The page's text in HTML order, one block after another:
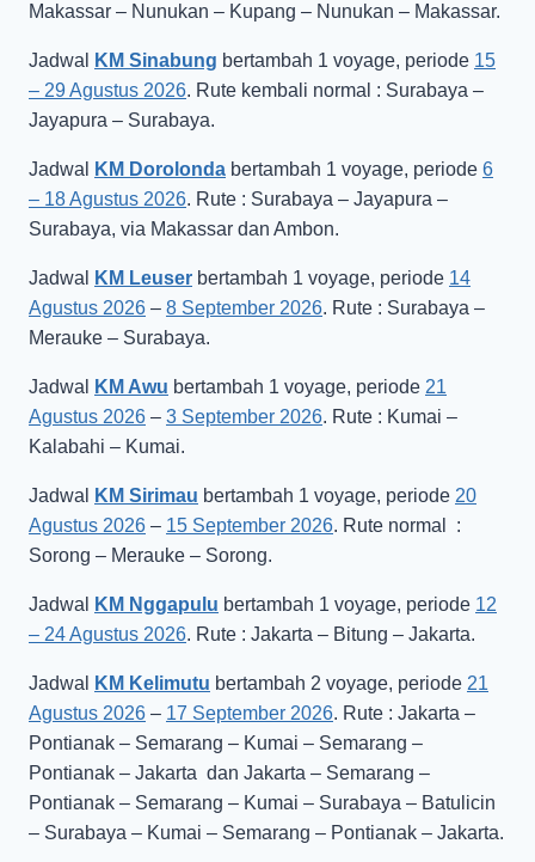
Makassar – Nunukan – Kupang – Nunukan – Makassar.
Jadwal KM Sinabung bertambah 1 voyage, periode 15
– 29 Agustus 2026. Rute kembali normal : Surabaya –
Jayapura – Surabaya.
Jadwal KM Dorolonda bertambah 1 voyage, periode 6
– 18 Agustus 2026. Rute : Surabaya – Jayapura –
Surabaya, via Makassar dan Ambon.
Jadwal KM Leuser bertambah 1 voyage, periode 14
Agustus 2026 – 8 September 2026. Rute : Surabaya –
Merauke – Surabaya.
Jadwal KM Awu bertambah 1 voyage, periode 21
Agustus 2026 – 3 September 2026. Rute : Kumai –
Kalabahi – Kumai.
Jadwal KM Sirimau bertambah 1 voyage, periode 20
Agustus 2026 – 15 September 2026. Rute normal :
Sorong – Merauke – Sorong.
Jadwal KM Nggapulu bertambah 1 voyage, periode 12
– 24 Agustus 2026. Rute : Jakarta – Bitung – Jakarta.
Jadwal KM Kelimutu bertambah 2 voyage, periode 21
Agustus 2026 – 17 September 2026. Rute : Jakarta –
Pontianak – Semarang – Kumai – Semarang –
Pontianak – Jakarta dan Jakarta – Semarang –
Pontianak – Semarang – Kumai – Surabaya – Batulicin
– Surabaya – Kumai – Semarang – Pontianak – Jakarta.